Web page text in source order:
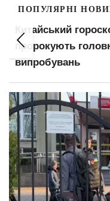
ПОПУЛЯРНІ
Китайський
пророкують
випробувань